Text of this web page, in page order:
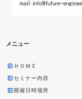
メニュー
ＨＯＭＥ
セミナー内容
開催日時場所